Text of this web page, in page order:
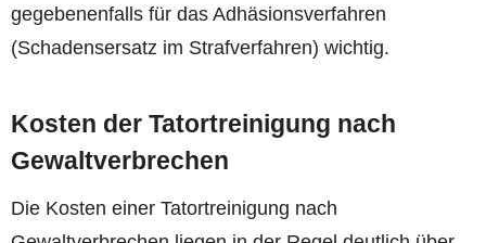
gegebenenfalls für das Adhäsionsverfahren
(Schadensersatz im Strafverfahren) wichtig.
Kosten der Tatortreinigung nach
Gewaltverbrechen
Die Kosten einer Tatortreinigung nach